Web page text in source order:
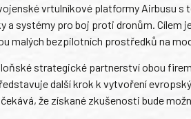
vrtulníkové platformy Airbusu
a systémy pro boj proti dronům. Cílem
malých bezpilotních prostředků na
strategické partnerství obou
další krok k vytvoření
že získané zkušenosti bude